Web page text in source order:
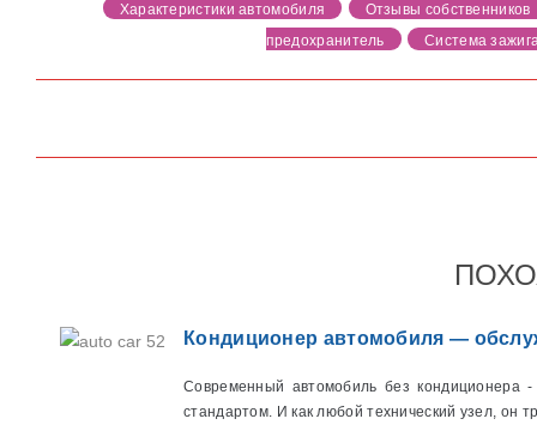
Характеристики автомобиля
Отзывы собственников
предохранитель
Система
Кондиционер автомобиля —
Современный автомобиль без кондиционера
стандартом. И как любой технический узел, он